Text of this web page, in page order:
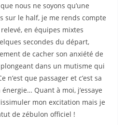
nous ne soyons qu’une
sur le half, je me rends compte
en équipes mixtes
secondes du départ,
de cacher son anxiété de
dans un mutisme qui
n’est que passager et c’est sa
Quant à moi, j’essaye
mon excitation mais je
de zébulon officiel !